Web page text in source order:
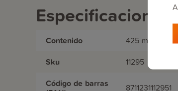
Especificaciones
Contenido 425 ml
Sku 11295
Código de barras
8711231112951